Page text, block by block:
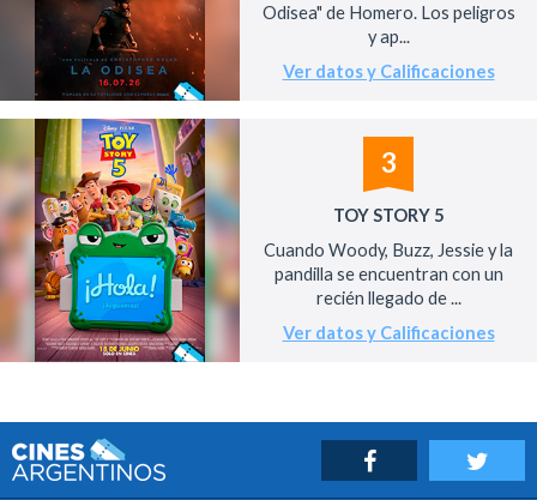
Odisea" de Homero. Los peligros
y ap...
Ver datos y Calificaciones
3
TOY STORY 5
Cuando Woody, Buzz, Jessie y la
pandilla se encuentran con un
recién llegado de ...
Ver datos y Calificaciones